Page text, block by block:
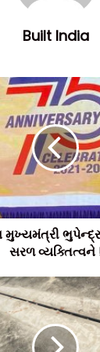
રોડ સરખેજ-
ફાળવ્યા છે. જેનું
રોડનો
બ્રીજ ગોતા
ફ્લાયઓવર
ગુજરાતની
એન્ડ
જણાવ્યાનુસાર,
ગયું છે. અને તેનું
Built India
મુખ્યમંત્રી
સરળ વ્યક્તિત્વને